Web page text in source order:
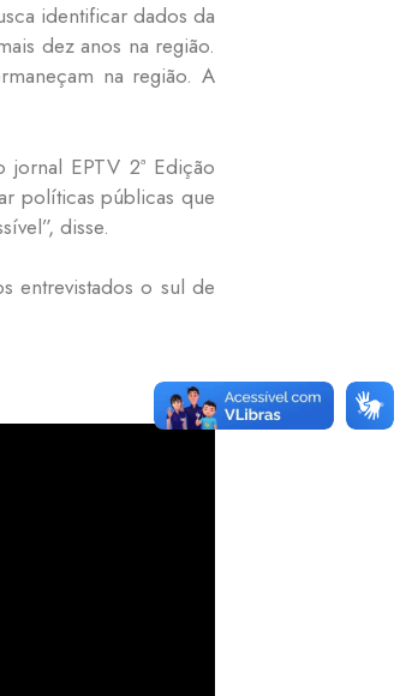
identificar dados da
dez anos na região.
na região. A
EPTV 2ª Edição
políticas públicas que
disse.
entrevistados o sul de